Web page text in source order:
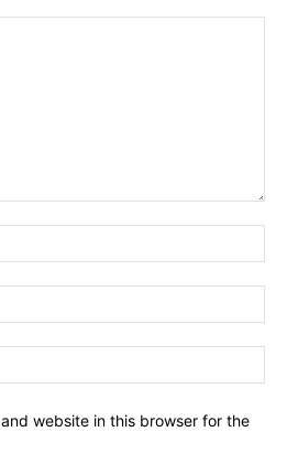
website in this browser for the